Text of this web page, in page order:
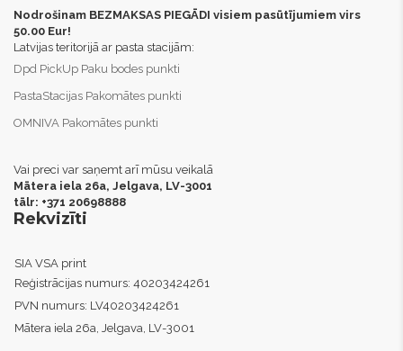
Nodrošinam BEZMAKSAS PIEGĀDI visiem pasūtījumiem virs
50.00 Eur!
Latvijas teritorijā ar pasta stacijām:
Dpd PickUp Paku bodes punkti
PastaStacijas Pakomātes punkti
OMNIVA Pakomātes punkti
Vai preci var saņemt arī mūsu veikalā
Mātera iela 26a, Jelgava, LV-3001
tālr: +371 20698888
Rekvizīti
SIA VSA print
Reģistrācijas numurs: 40203424261
PVN numurs: LV40203424261
Mātera iela 26a, Jelgava, LV-3001